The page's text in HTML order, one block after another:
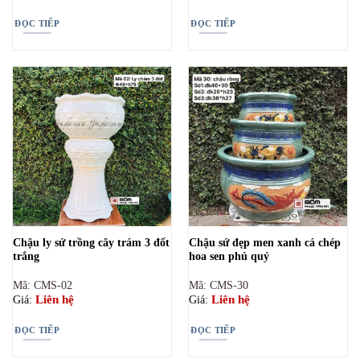
ĐỌC TIẾP ĐỌC TIẾP
Chậu ly sứ trồng cây trám 3 đốt
trắng
Mã: CMS-02
Giá: Liên hệ
ĐỌC TIẾP
Chậu sứ đẹp men xanh cá chép
hoa sen phú quý
Mã: CMS-30
Giá: Liên hệ
ĐỌC TIẾP